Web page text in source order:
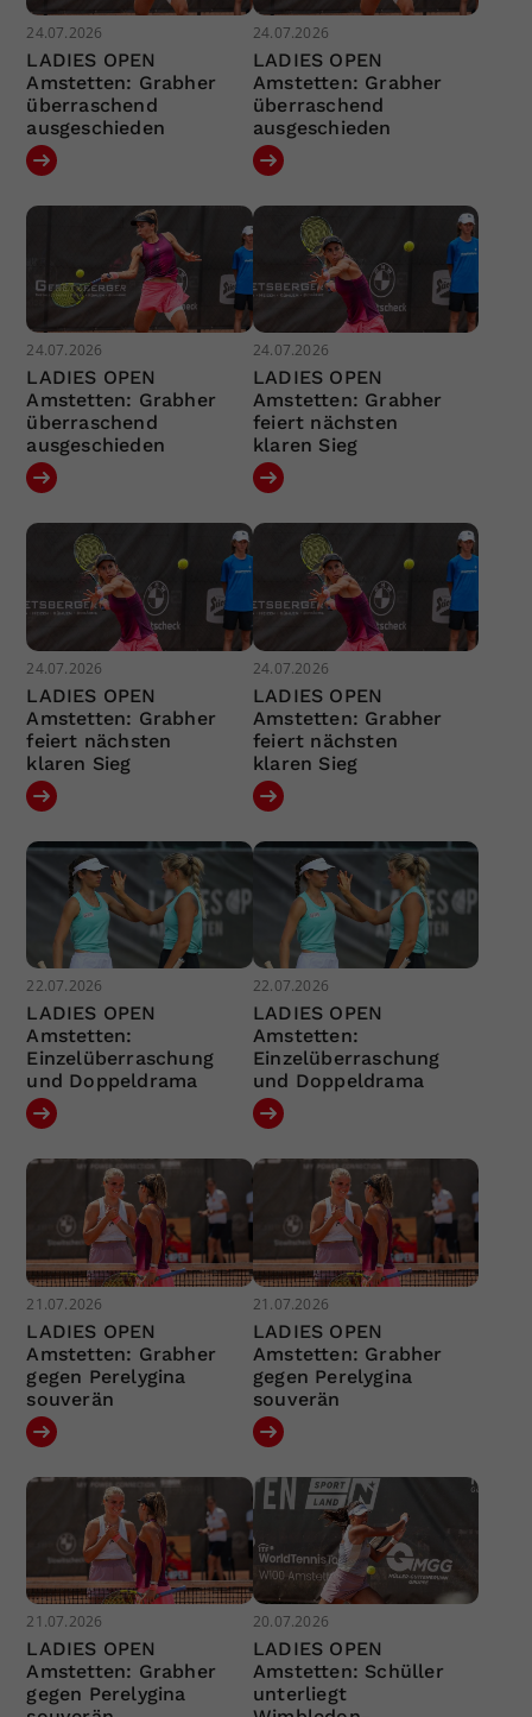
24.07.2026
LADIES OPEN
Amstetten: Grabher
überraschend
ausgeschieden
24.07.2026
LADIES OPEN
Amstetten: Grabher
überraschend
ausgeschieden
24.07.2026
LADIES OPEN
Amstetten: Grabher
überraschend
ausgeschieden
24.07.2026
LADIES OPEN
Amstetten: Grabher
feiert nächsten
klaren Sieg
24.07.2026
LADIES OPEN
Amstetten: Grabher
feiert nächsten
klaren Sieg
24.07.2026
LADIES OPEN
Amstetten: Grabher
feiert nächsten
klaren Sieg
22.07.2026
LADIES OPEN
Amstetten:
Einzelüberraschung
und Doppeldrama
22.07.2026
LADIES OPEN
Amstetten:
Einzelüberraschung
und Doppeldrama
21.07.2026
LADIES OPEN
Amstetten: Grabher
gegen Perelygina
souverän
21.07.2026
LADIES OPEN
Amstetten: Grabher
gegen Perelygina
souverän
21.07.2026
LADIES OPEN
Amstetten: Grabher
gegen Perelygina
20.07.2026
LADIES OPEN
Amstetten: Schüller
unterliegt